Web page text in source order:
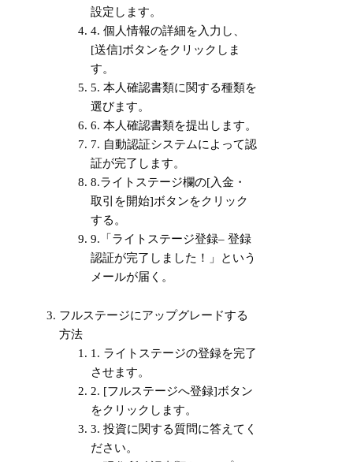
設定します。
4. 個人情報の詳細を入力し、
[送信]ボタンをクリックしま
す。
5. 本人確認書類に関する種類を
選びます。
6. 本人確認書類を提出します。
7. 自動認証システムによって認
証が完了します。
8.ライトステージ欄の[入金・
取引を開始]ボタンをクリック
する。
9.「ライトステージ登録– 登録
認証が完了しました！」という
メールが届く。
フルステージにアップグレードする
方法
1. ライトステージの登録を完了
させます。
2. [フルステージへ登録]ボタン
をクリックします。
3. 投資に関する質問に答えてく
ださい。